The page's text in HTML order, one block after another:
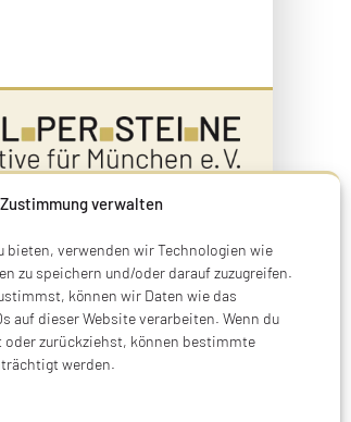
verwalten
bieten, verwenden wir Technologien wie
zu speichern und/oder darauf zuzugreifen.
können wir Daten wie das
auf dieser Website verarbeiten. Wenn du
zurückziehst, können bestimmte
werden.
Terry Swartzberg
Ruhestraße 3
81541 München
Tel. +49 89 411 54 771
Mobil +49 170 473 3572